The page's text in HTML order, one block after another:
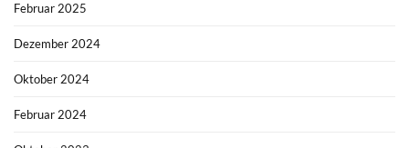
Februar 2025
Dezember 2024
Oktober 2024
Februar 2024